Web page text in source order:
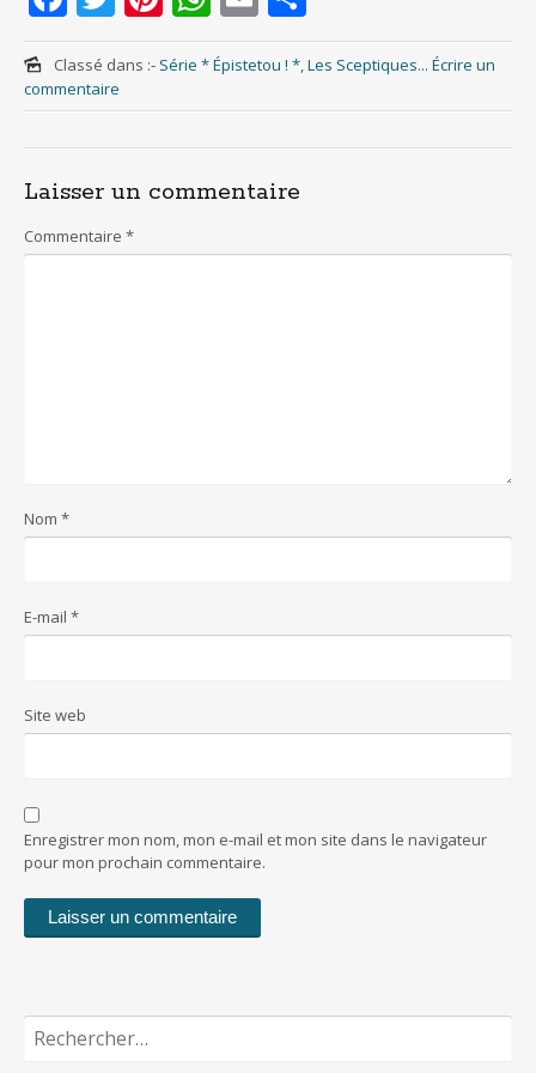
ac
e
b
o
o
k
w
itt
er
nt
er
e
st
h
at
s
A
p
m
ai
l
h
ar
e
Classé dans :- Série * Épistetou ! *,Les Sceptiques... Écrire un
commentaire
Laisser un commentaire
Commentaire *
Nom *
E-mail *
Site web
Enregistrer mon nom, mon e-mail et mon site dans le navigateur
pour mon prochain commentaire.
Rechercher :